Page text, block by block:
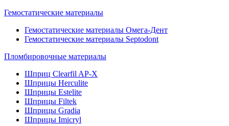
Гемостатические материалы
Гемостатические материалы Омега-Дент
Гемостатические материалы Septodont
Пломбировочные материалы
Шприц Clearfil AP-X
Шприцы Herculite
Шприцы Estelite
Шприцы Filtek
Шприцы Gradia
Шприцы Imicryl